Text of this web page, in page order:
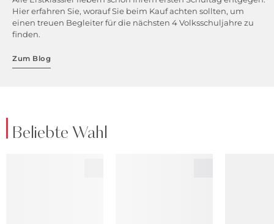
Hier erfahren Sie, worauf Sie beim Kauf achten sollten, um
einen treuen Begleiter für die nächsten 4 Volksschuljahre zu
finden.
Zum Blog
Beliebte Wahl